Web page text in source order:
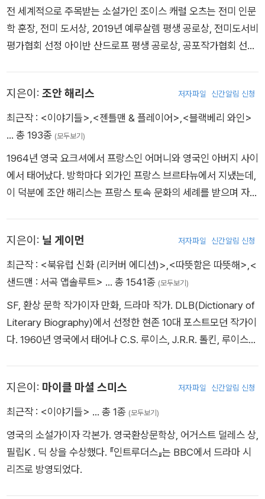
전 세계적으로 주목받는 소설가인 조이스 캐럴 오츠는 전미 인문
학 훈장, 전미 도서상, 2019년 예루살렘 평생 공로상, 전미도서비
평가협회 선정 아이반 산드로프 평생 공로상, 공포작가협회 선정
니 가족》, 《블론드》, 《저주받은 자들》 등을 비롯해 우리 시대에
가장 오래도록 기억될 여러 작품을 집필했다. 〈뉴욕타임스〉 베스
트셀러인 《폭포》로 2005년 페미나상을 수상했고, 2020년 치노
회원으로 활동했고, 2016년에는 미국 철학회에 가입했다. 현재
는 프린스턴대학교, 뉴욕대학교, 뉴브런즈윅 소재의 러트거스대
학교에서 학생들을 가르치고 있다.
지은이: 조안 해리스 저자파일 신간알림 신청
최근작 : <이야기들> <젠틀맨 & 플레이어> <블랙베리 와인>
… 총 193종 (모두보기)
1964년 영국 요크셔에서 프랑스인 어머니와 영국인 아버지 사이
에서 태어났다. 방학마다 외가인 프랑스 브르타뉴에서 지냈는데,
이 덕분에 조안 해리스는 프랑스 토속 문화의 세례를 받으며 자랐
으로 활동하기도 한 그녀는 명문 리즈 사립학교에서 프랑스어를
가르치기도 했다 1989년 『악의 씨』를 발표하며 작품 활동을 시
작한 조안 해리스는 1999년 작 『초콜릿』을 발표하며 베스트셀러
몸담았던 교직생활을 정리하고, 전업 작가로서의 삶을 시작한다.
조안 해리스는 미각을 자극하는 요리와 와인, 향기로운 허브와 아
름다운 프랑스 시골 풍경, 그리고 빛바랜 흑백의 가족 앨범 등 오
감을 자극하는 모티프들을 재료로 현실감 넘치는 인물과 눈을 뗄
수 없는 구성, 생생한 디테일이 돋보이는 독특하고 격조 높은 작
각』 『프랑스풍 주방』『성스러운 광대』 『지그와 릴』 등의 소설을 발
표했으며, 2005년 발표한 『젠틀맨 & 플레이어』는 교사 시절을
회상하며 쓴 작품으로, 그녀는 이 작품으로 다시 한번 큰 성공을
거둔다. 이후 『롤리팝 슈즈』 『블루아이드보이』 등을 발표하며 작
지은이: 닐 게이먼 저자파일 신간알림 신청
최근작 : <북유럽 신화 (리커버 에디션)> <따뜻함은 따뜻해> <
샌드맨 : 서곡 앱솔루트> … 총 1541종 (모두보기)
SF, 환상 문학 작가이자 만화, 드라마 작가. DLB(Dictionary of
Literary Biography)에서 선정한 현존 10대 포스트모던 작가이
다. 1960년 영국에서 태어나 C.S. 루이스, J.R.R. 톨킨, 루이스
를 받아 그리기 시작한 것이 8년간 35명의 화가들을 거쳐 본편
외에도 수많은 외전을 낳은 히트작 《샌드맨》이다. 그는 이 시리
수상하였으며, 하비상, 세계판타지문학상 단편 부문에 선정되면
서 만화로는 최초로 문학상을 수상하는 기록을 남겼다. 일본의 일
러스트레이터 아마노 요시타카와 함께 낸 《샌드맨: 꿈사냥꾼》으
로는 브람스토커상을 받음과 동시에 휴고상 후보에 올랐다. 또한
지은이: 마이클 마셜 스미스 저자파일 신간알림 신청
최근작 : <이야기들> … 총 1종 (모두보기)
영국의 소설가이자 각본가. 영국환상문학상, 어거스트 덜레스 상,
필립K . 딕 상을 수상했다. 『인트루더스』는 BBC에서 드라마 시
리즈로 방영되었다.